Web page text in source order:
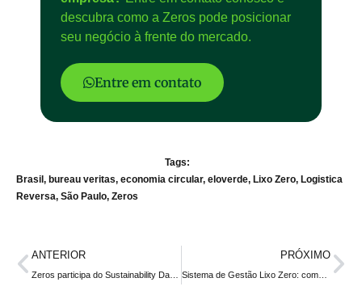
descubra como a Zeros pode posicionar
seu negócio à frente do mercado.
Entre em contato
Tags:
Brasil, bureau veritas, economia circular, eloverde, Lixo Zero, Logistica
Reversa, São Paulo, Zeros
ANTERIOR PRÓXIMO
Sistema de Gestão Lixo Zero: como aplicar a norma internacional da Global Zero Waste e gerar valor sustentável